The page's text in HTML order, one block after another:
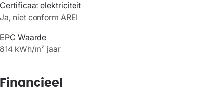
Certificaat elektriciteit
Ja, niet conform AREI
EPC Waarde
814 kWh/m² jaar
Financieel